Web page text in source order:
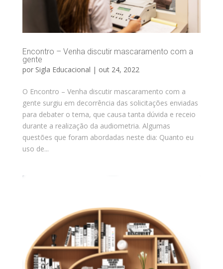
Encontro – Venha discutir mascaramento com a
gente
por Sigla Educacional | out 24, 2022
O Encontro – Venha discutir mascaramento com a
gente surgiu em decorrência das solicitações enviadas
para debater o tema, que causa tanta dúvida e receio
durante a realização da audiometria. Algumas
questões que foram abordadas neste dia: Quanto eu
uso de...